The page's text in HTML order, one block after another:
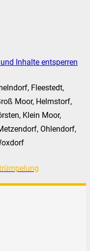
Inhalte entsperren
Fleestedt,
Moor, Helmstorf,
Klein Moor,
Ohlendorf,